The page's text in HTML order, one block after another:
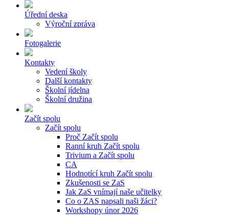
Úřední deska
Výroční zpráva
Fotogalerie
Kontakty
Vedení školy
Další kontakty
Školní jídelna
Školní družina
Začít spolu
Začít spolu
Proč Začít spolu
Ranní kruh Začít spolu
Trivium a Začít spolu
CA
Hodnotící kruh Začít spolu
Zkušenosti se ZaS
Jak ZaS vnímají naše učitelky
Co o ZAS napsali naši žáci?
Workshopy únor 2026